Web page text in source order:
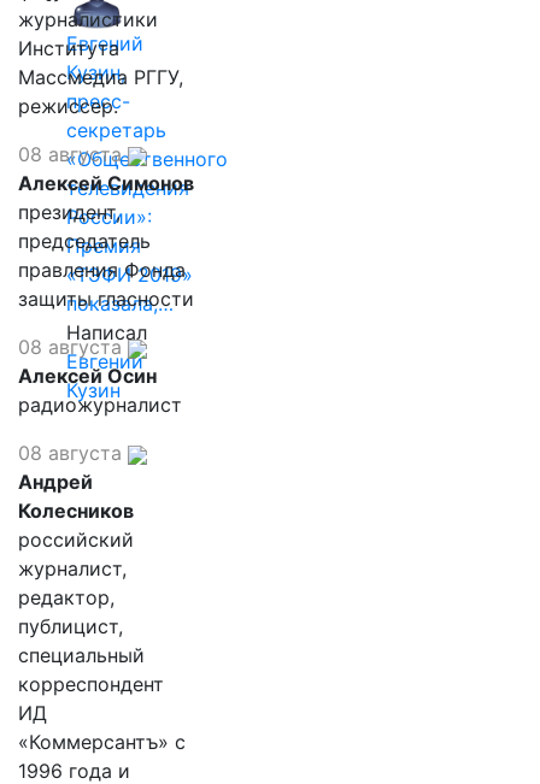
Евгений
Кузин,
пресс-
секретарь
«Общественного
телевидения
России»:
Премия
«ТЭФИ 2019»
показала,…
Написал
Евгений
Кузин
журналистики
Института
Массмедиа РГГУ,
режиссер.
08 августа
Алексей Симонов
президент,
председатель
правления Фонда
защиты гласности
08 августа
Алексей Осин
радиожурналист
08 августа
Андрей
Колесников
российский
журналист,
редактор,
публицист,
специальный
корреспондент
ИД
«Коммерсантъ» с
1996 года и